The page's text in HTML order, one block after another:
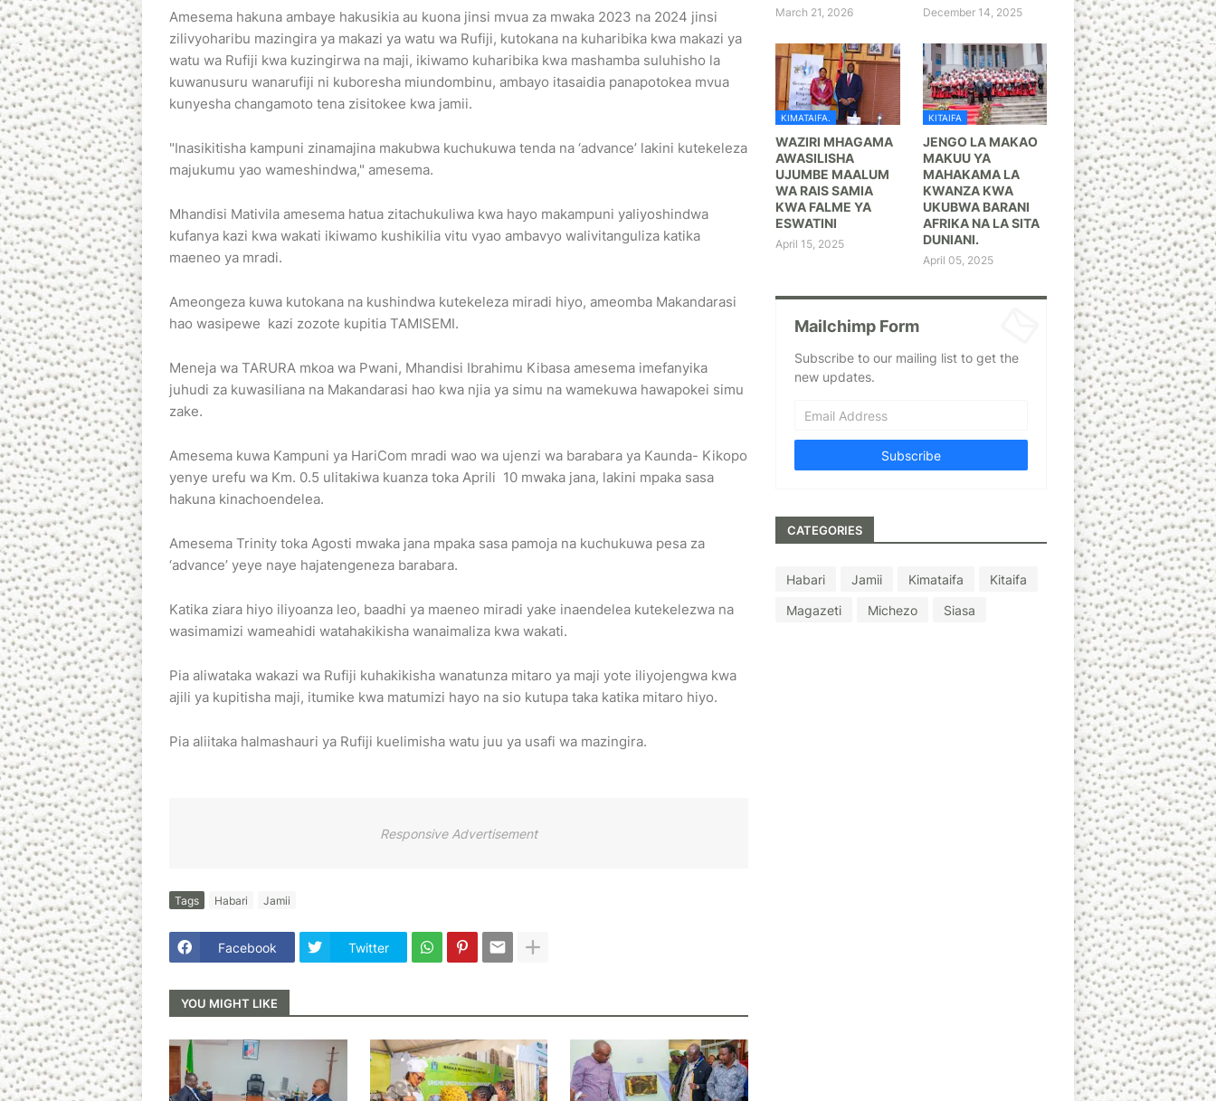
Amesema hakuna ambaye hakusikia au kuona jinsi mvua za mwaka 2023 na 2024 jinsi
zilivyoharibu mazingira ya makazi ya watu wa Rufiji, kutokana na kuharibika kwa makazi ya
watu wa Rufiji kwa kuzingirwa na maji, ikiwamo kuharibika kwa mashamba suluhisho la
kuwanusuru wanarufiji ni kuboresha miundombinu, ambayo itasaidia panapotokea mvua
kunyesha changamoto tena zisitokee kwa jamii.
"Inasikitisha kampuni zinamajina makubwa kuchukuwa tenda na ‘advance’ lakini kutekeleza
majukumu yao wameshindwa," amesema.
Mhandisi Mativila amesema hatua zitachukuliwa kwa hayo makampuni yaliyoshindwa
kufanya kazi kwa wakati ikiwamo kushikilia vitu vyao ambavyo walivitanguliza katika
maeneo ya mradi.
Ameongeza kuwa kutokana na kushindwa kutekeleza miradi hiyo, ameomba Makandarasi
hao wasipewe kazi zozote kupitia TAMISEMI.
Meneja wa TARURA mkoa wa Pwani, Mhandisi Ibrahimu Kibasa amesema imefanyika
juhudi za kuwasiliana na Makandarasi hao kwa njia ya simu na wamekuwa hawapokei simu
zake.
Amesema kuwa Kampuni ya HariCom mradi wao wa ujenzi wa barabara ya Kaunda- Kikopo
yenye urefu wa Km. 0.5 ulitakiwa kuanza toka Aprili 10 mwaka jana, lakini mpaka sasa
hakuna kinachoendelea.
Amesema Trinity toka Agosti mwaka jana mpaka sasa pamoja na kuchukuwa pesa za
‘advance’ yeye naye hajatengeneza barabara.
Katika ziara hiyo iliyoanza leo, baadhi ya maeneo miradi yake inaendelea kutekelezwa na
wasimamizi wameahidi watahakikisha wanaimaliza kwa wakati.
Pia aliwataka wakazi wa Rufiji kuhakikisha wanatunza mitaro ya maji yote iliyojengwa kwa
ajili ya kupitisha maji, itumike kwa matumizi hayo na sio kutupa taka katika mitaro hiyo.
Pia aliitaka halmashauri ya Rufiji kuelimisha watu juu ya usafi wa mazingira.
Responsive Advertisement
Tags Habari Jamii
Facebook Twitter
YOU MIGHT LIKE
March 21, 2026 December 14, 2025
KIMATAIFA.
WAZIRI MHAGAMA
AWASILISHA
UJUMBE MAALUM
WA RAIS SAMIA
KWA FALME YA
ESWATINI
April 15, 2025
KITAIFA
JENGO LA MAKAO
MAKUU YA
MAHAKAMA LA
KWANZA KWA
UKUBWA BARANI
AFRIKA NA LA SITA
DUNIANI.
April 05, 2025
Mailchimp Form
Subscribe to our mailing list to get the
new updates.
CATEGORIES
Habari Jamii Kimataifa
Kitaifa
Magazeti
Michezo Siasa